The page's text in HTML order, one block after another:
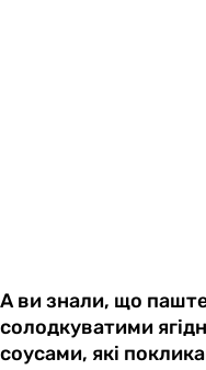
А ви знали, що
солодкуватими
соусами, які